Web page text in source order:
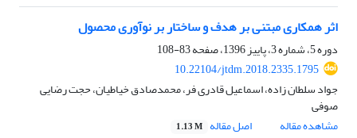
اثر همکاری مبتنی بر هدف و ساختار بر نوآوری محصول
دوره 5، شماره 3، پاییز 1396، صفحه
83-108
10.22104/jtdm.2018.2335.1795
جواد سلطان زاده، اسماعیل قادری فر، محمدصادق خیاطیان، حجت رضایی
صوفی
مشاهده مقاله
اصل مقاله 1.13 M